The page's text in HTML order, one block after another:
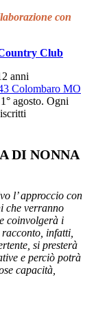
con
Club
anni
Colombaro MO
agosto. Ogni
DI NONNA
l’ approccio con
che verranno
coinvolgerà i
infatti,
si presterà
e perciò potrà
capacità,